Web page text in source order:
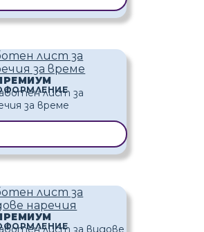
лист за
за време
лист за
наречия